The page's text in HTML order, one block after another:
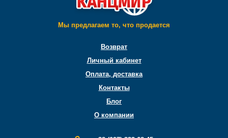
Мы предлагаем то, что продается
Возврат
Личный кабинет
Оплата, доставка
Контакты
Блог
О компании